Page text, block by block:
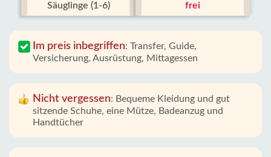
Säuglinge (1-6) frei
Im preis inbegriffen: Transfer, Guide,
Versicherung, Ausrüstung, Mittagessen
Nicht vergessen: Bequeme Kleidung und gut
sitzende Schuhe, eine Mütze, Badeanzug und
Handtücher